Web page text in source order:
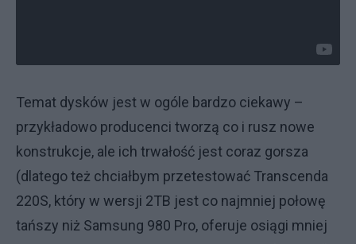
Temat dysków jest w ogóle bardzo ciekawy –
przykładowo producenci tworzą co i rusz nowe
konstrukcje, ale ich trwałość jest coraz gorsza
(dlatego też chciałbym przetestować Transcenda
220S, który w wersji 2TB jest co najmniej połowę
tańszy niż Samsung 980 Pro, oferuje osiągi mniej